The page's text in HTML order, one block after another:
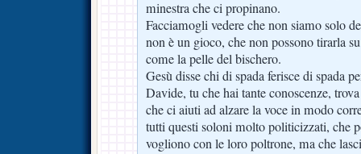
minestra che ci propinano.
Facciamogli vedere che non siamo solo
non è un gioco, che non possono tirarla
come la pelle del bischero.
Gesù disse chi di spada ferisce di spada
Davide, tu che hai tante conoscenze,
che ci aiuti ad alzare la voce in modo
tutti questi soloni molto politicizzati, che
vogliono con le loro poltrone, ma che